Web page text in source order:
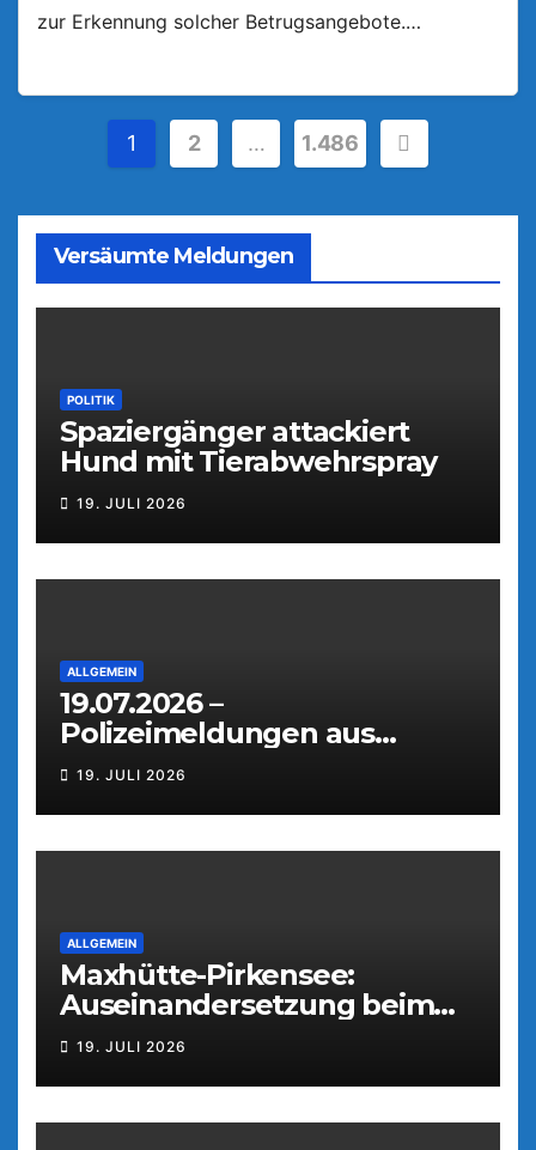
zur Erkennung solcher Betrugsangebote.…
Seitennummerierung
Beiträge
1 2 … 1.486
Versäumte Meldungen
POLITIK
Spaziergänger attackiert
Hund mit Tierabwehrspray
19. JULI 2026
ALLGEMEIN
19.07.2026 –
Polizeimeldungen aus
Weiden
19. JULI 2026
ALLGEMEIN
Maxhütte-Pirkensee:
Auseinandersetzung beim
Parkfest
19. JULI 2026